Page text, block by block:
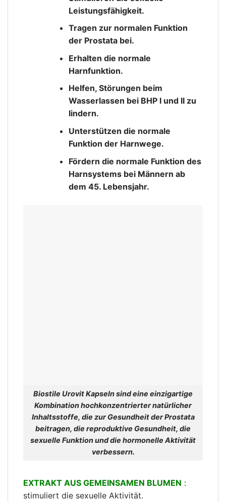
Leistungsfähigkeit.
Tragen zur normalen Funktion
der Prostata bei.
Erhalten die normale
Harnfunktion.
Helfen, Störungen beim
Wasserlassen bei BHP I und II zu
lindern.
Unterstützen die normale
Funktion der Harnwege.
Fördern die normale Funktion des
Harnsystems bei Männern ab
dem 45. Lebensjahr.
Biostile Urovit Kapseln sind eine einzigartige
Kombination hochkonzentrierter natürlicher
Inhaltsstoffe, die zur Gesundheit der Prostata
beitragen, die reproduktive Gesundheit, die
sexuelle Funktion und die hormonelle Aktivität
verbessern.
EXTRAKT AUS GEMEINSAMEN BLUMEN :
stimuliert die sexuelle Aktivität.